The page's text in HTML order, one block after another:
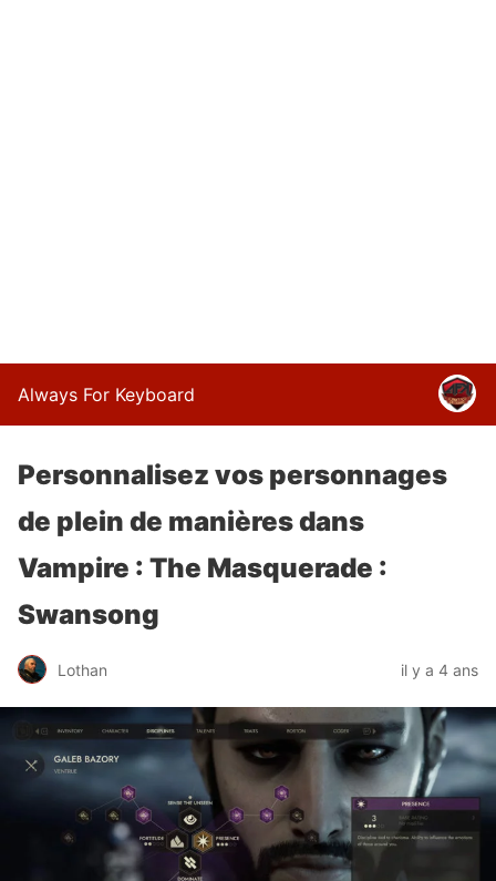
Always For Keyboard
Personnalisez vos personnages
de plein de manières dans
Vampire : The Masquerade :
Swansong
Lothan il y a 4 ans